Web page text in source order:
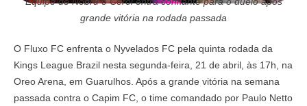
grande vitória na rodada passada
O Fluxo FC enfrenta o Nyvelados FC pela quinta rodada da
Kings League Brazil nesta segunda-feira, 21 de abril, às 17h, na
Oreo Arena, em Guarulhos. Após a grande vitória na semana
passada contra o Capim FC, o time comandado por Paulo Netto